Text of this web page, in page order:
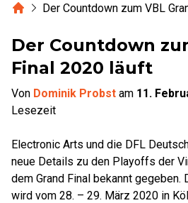
HomeDer Countdown zum VBL
Der Countdown
Final 2020 läuft
Von Dominik Probst am 11.
Lesezeit
Electronic Arts und die DFL
neue Details zu den Playoffs der
dem Grand Final bekannt gegeben.
wird vom 28. – 29. März 2020 in